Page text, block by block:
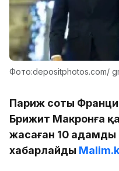
Фото:depositphotos.com/
Париж соты
Брижит Макронға
жасаған 10 адамды
хабарлайды